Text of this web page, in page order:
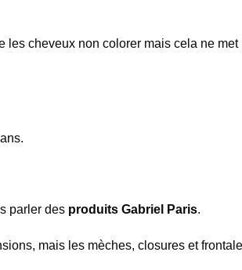
les cheveux non colorer mais cela ne met
parler des produits Gabriel Paris.
mais les mèches, closures et